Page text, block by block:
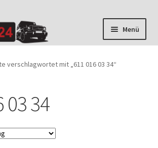
Menü
verschlagwortet mit „611 016 03 34“
03 34